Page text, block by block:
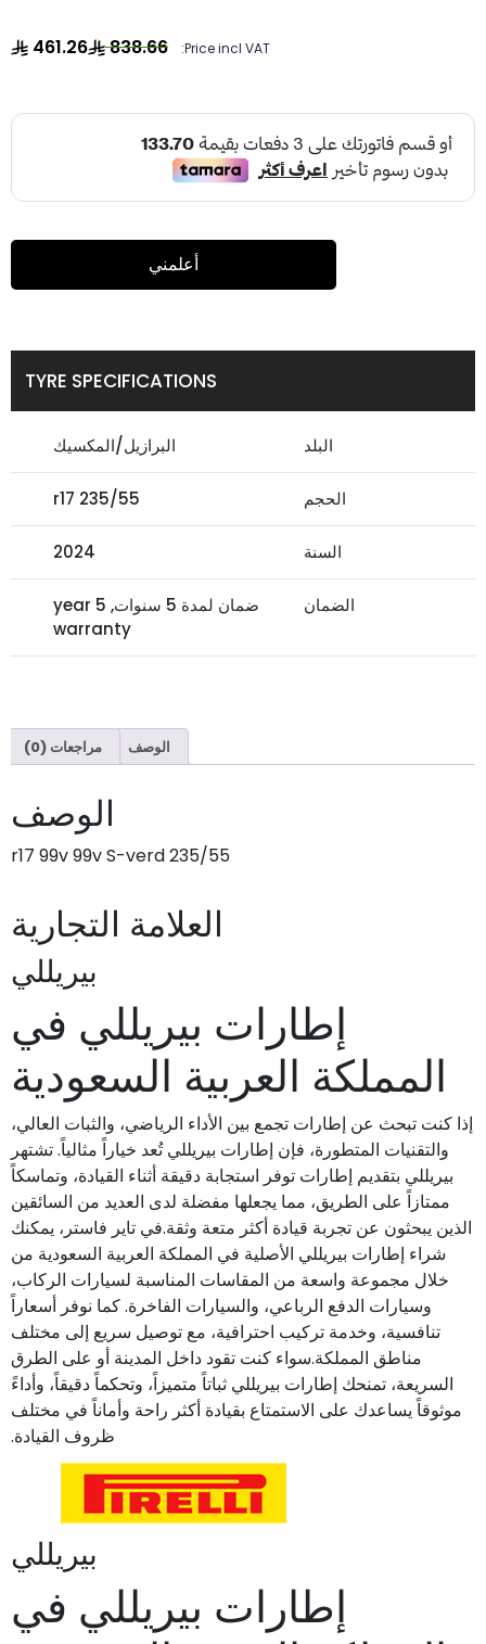
Price incl VAT:
838.66
461.26
أعلمني
TYRE SPECIFICATIONS
البلد البرازيل/المكسيك
الحجم 235/55 r17
السنة 2024
الضمان
ضمان لمدة 5 سنوات, 5 year
warranty
الوصف مراجعات (0)
الوصف
235/55 r17 99v 99v S-verd
العلامة التجارية
بيريللي
إطارات بيريللي في
المملكة العربية السعودية
إذا كنت تبحث عن إطارات تجمع بين الأداء الرياضي، والثبات العالي،
والتقنيات المتطورة، فإن إطارات بيريللي تُعد خياراً مثالياً. تشتهر
بيريللي بتقديم إطارات توفر استجابة دقيقة أثناء القيادة، وتماسكاً
ممتازاً على الطريق، مما يجعلها مفضلة لدى العديد من السائقين
الذين يبحثون عن تجربة قيادة أكثر متعة وثقة.في تاير فاستر، يمكنك
شراء إطارات بيريللي الأصلية في المملكة العربية السعودية من
خلال مجموعة واسعة من المقاسات المناسبة لسيارات الركاب،
وسيارات الدفع الرباعي، والسيارات الفاخرة. كما نوفر أسعاراً
تنافسية، وخدمة تركيب احترافية، مع توصيل سريع إلى مختلف
مناطق المملكة.سواء كنت تقود داخل المدينة أو على الطرق
السريعة، تمنحك إطارات بيريللي ثباتاً متميزاً، وتحكماً دقيقاً، وأداءً
موثوقاً يساعدك على الاستمتاع بقيادة أكثر راحة وأماناً في مختلف
ظروف القيادة.
بيريللي
إطارات بيريللي في